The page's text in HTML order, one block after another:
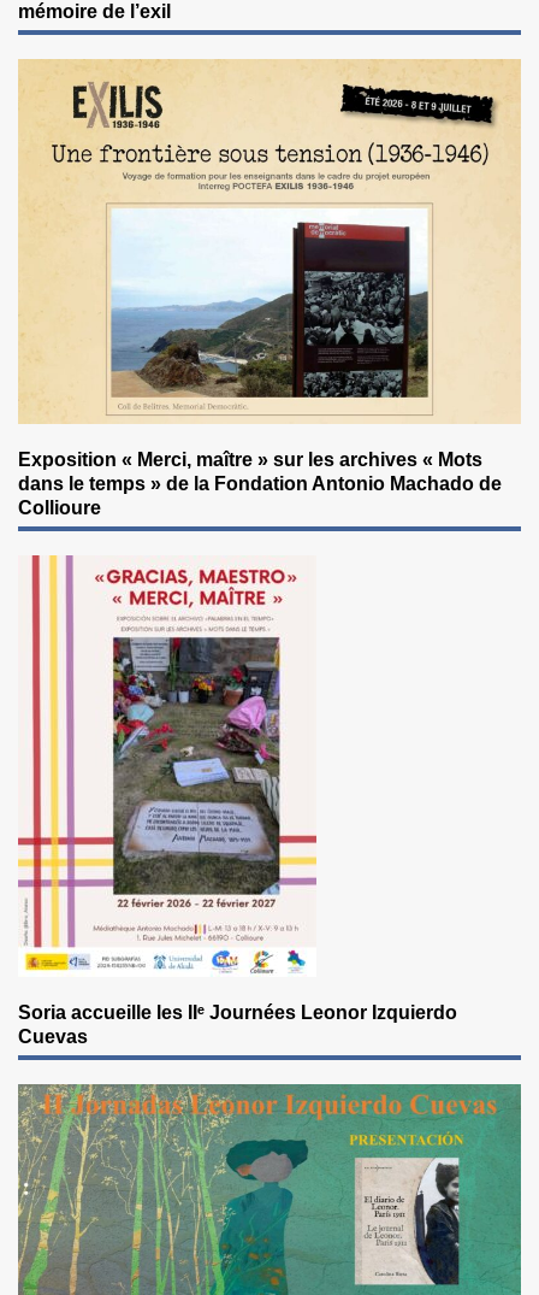
mémoire de l’exil
Exposition « Merci, maître » sur les archives « Mots
dans le temps » de la Fondation Antonio Machado de
Collioure
Soria accueille les IIᵉ Journées Leonor Izquierdo
Cuevas